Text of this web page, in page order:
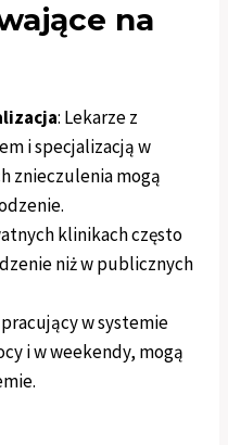
na
: Lekarze z
i specjalizacją w
znieczulenia mogą
klinikach często
niż w publicznych
w systemie
i w weekendy, mogą